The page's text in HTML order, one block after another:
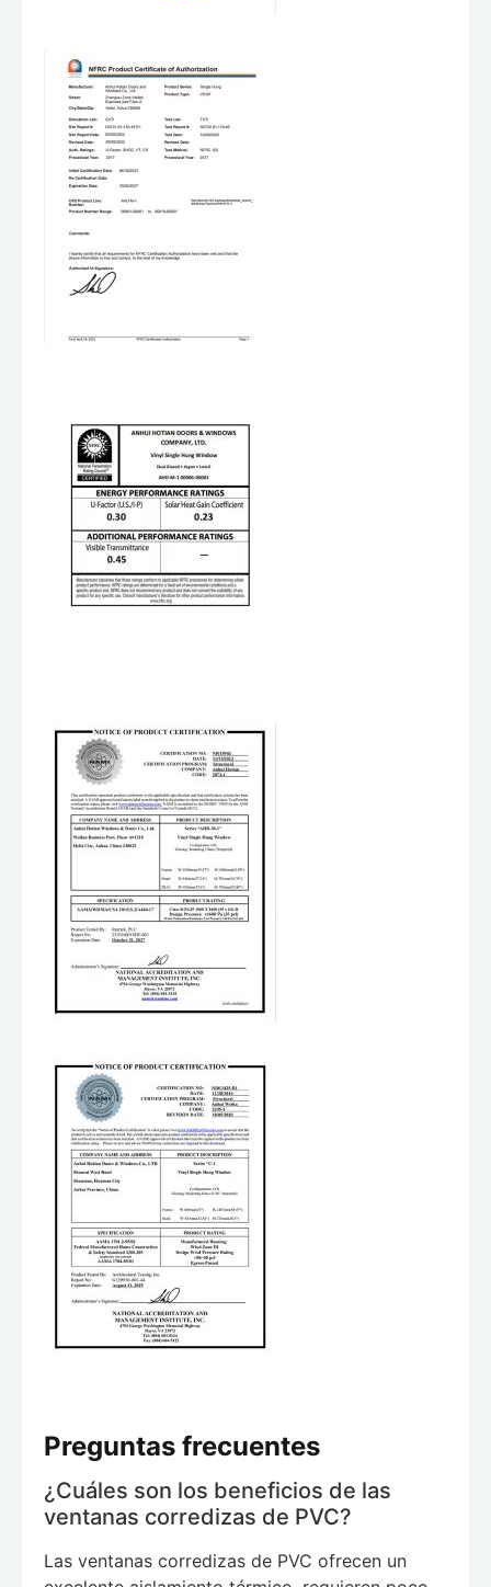
Preguntas frecuentes
¿Cuáles son los beneficios de las
ventanas corredizas de PVC?
Las ventanas corredizas de PVC ofrecen un